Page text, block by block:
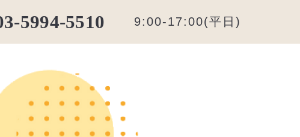
5994-5510 9:00-17:00(平日)